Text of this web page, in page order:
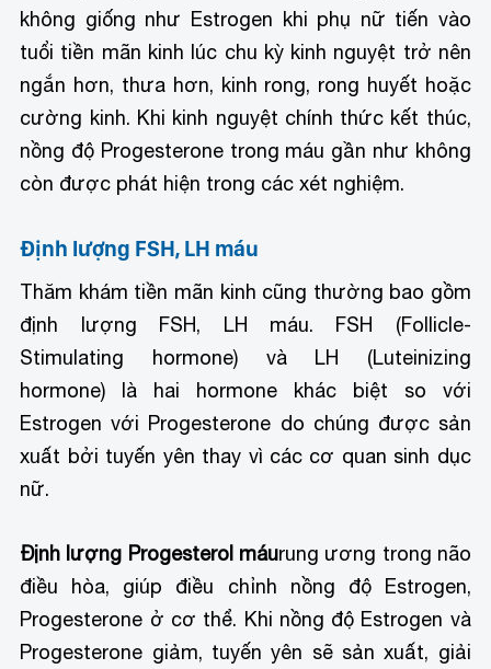
không giống như Estrogen khi phụ nữ tiến vào
tuổi tiền mãn kinh lúc chu kỳ kinh nguyệt trở nên
ngắn hơn, thưa hơn, kinh rong, rong huyết hoặc
cường kinh. Khi kinh nguyệt chính thức kết thúc,
nồng độ Progesterone trong máu gần như không
còn được phát hiện trong các xét nghiệm.
Định lượng FSH, LH máu
Thăm khám tiền mãn kinh cũng thường bao gồm
định lượng FSH, LH máu. FSH (Follicle-
Stimulating hormone) và LH (Luteinizing
hormone) là hai hormone khác biệt so với
Estrogen với Progesterone do chúng được sản
xuất bởi tuyến yên thay vì các cơ quan sinh dục
nữ.
Định lượng Progesterol máurung ương trong não
điều hòa, giúp điều chỉnh nồng độ Estrogen,
Progesterone ở cơ thể. Khi nồng độ Estrogen và
Progesterone giảm, tuyến yên sẽ sản xuất, giải